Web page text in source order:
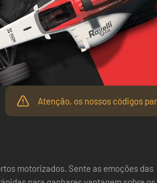
Atenção, os nossos códigos
motorizados. Sente as emoções das